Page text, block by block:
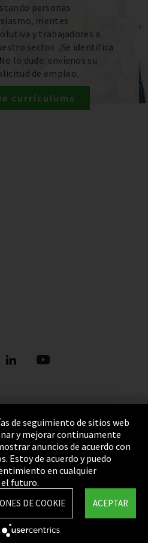
personas
mentes
y trabajadores a
sector. ¿Se identifica
lo dude: envíenos su
de empleo.
currículums
de seguimiento de sitios web
y mejorar continuamente
anuncios de acuerdo con
Estoy de acuerdo y puedo
en cualquier
futuro.
ACEPTAR
DE COOKIE